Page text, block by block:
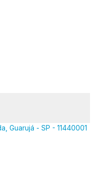
Guarujá - SP - 11440001